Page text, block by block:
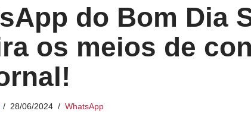
do Bom Dia
os meios de
28/06/2024 WhatsApp